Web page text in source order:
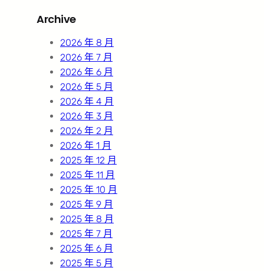
c
Archive
2026 年 8 月
2026 年 7 月
2026 年 6 月
2026 年 5 月
2026 年 4 月
2026 年 3 月
2026 年 2 月
2026 年 1 月
2025 年 12 月
2025 年 11 月
2025 年 10 月
2025 年 9 月
2025 年 8 月
2025 年 7 月
2025 年 6 月
2025 年 5 月